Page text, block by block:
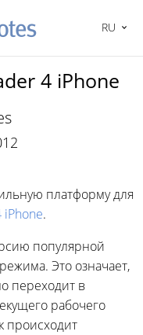
RU
4 iPhone
платформу для
iPhone.
популярной
Это означает,
переходит в
рабочего
происходит